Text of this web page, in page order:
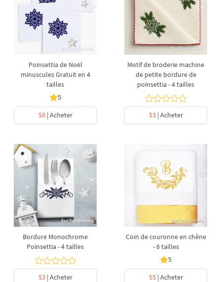
Poinsettia de Noël
minuscules Gratuit en 4
tailles
5
$0| Acheter
Motif de broderie machine
de petite bordure de
poinsettia - 4 tailles
$3| Acheter
Bordure Monochrome
Poinsettia - 4 tailles
$3| Acheter
Coin de couronne en chêne
- 6 tailles
5
$5| Acheter